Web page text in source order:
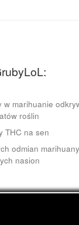
marihuanie
roślin
THC na sen
odmian
nasion